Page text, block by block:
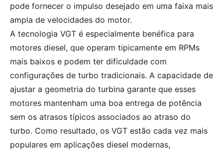
pode fornecer o impulso desejado em uma faixa mais
ampla de velocidades do motor.
A tecnologia VGT é especialmente benéfica para
motores diesel, que operam tipicamente em RPMs
mais baixos e podem ter dificuldade com
configurações de turbo tradicionais. A capacidade de
ajustar a geometria do turbina garante que esses
motores mantenham uma boa entrega de potência
sem os atrasos típicos associados ao atraso do
turbo. Como resultado, os VGT estão cada vez mais
populares em aplicações diesel modernas,